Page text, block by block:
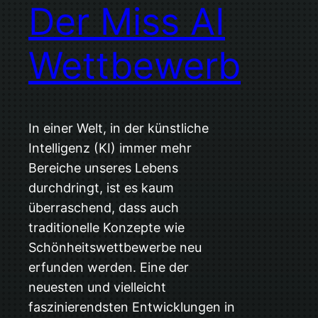
Der Miss AI
Wettbewerb
In einer Welt, in der künstliche
Intelligenz (KI) immer mehr
Bereiche unseres Lebens
durchdringt, ist es kaum
überraschend, dass auch
traditionelle Konzepte wie
Schönheitswettbewerbe neu
erfunden werden. Eine der
neuesten und vielleicht
faszinierendsten Entwicklungen in